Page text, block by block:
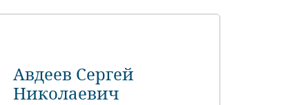
Авдеев Сергей
Николаевич